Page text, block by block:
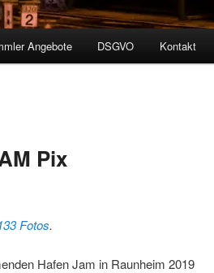
Angebote DSGVO Kontakt
Pix
Fotos.
Hafen Jam in Raunheim 2019